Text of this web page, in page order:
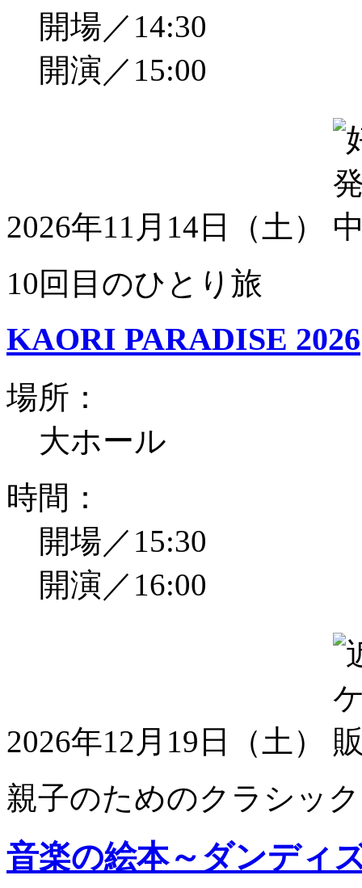
開場／14:30
開演／15:00
2026年11月14日（土）
10回目のひとり旅
KAORI PARADISE 2026
場所：
大ホール
時間：
開場／15:30
開演／16:00
2026年12月19日（土）
親子のためのクラシッ
音楽の絵本～ダンディ